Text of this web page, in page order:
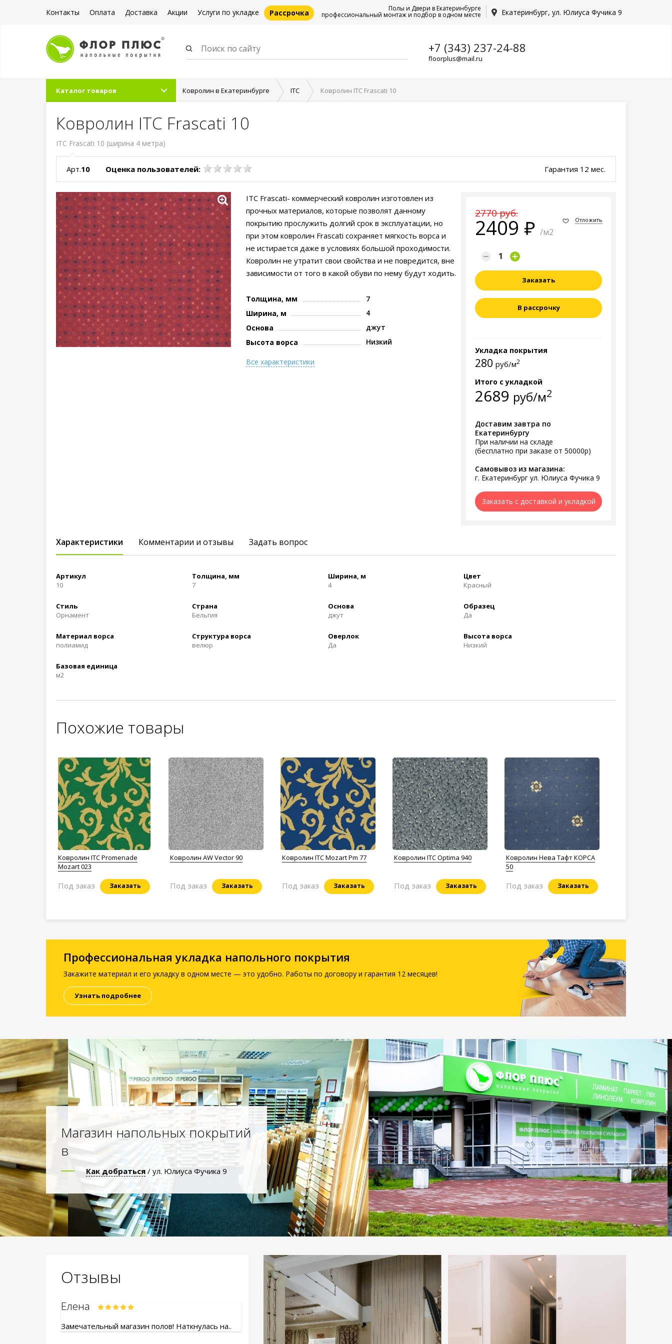
Контакты Оплата Доставка Акции Услуги по укладке Рассрочка Екатеринбург, ул. Юлиуса Фучика 9
Полы и Двери в Екатеринбурге
профессиональный монтаж и подбор в одном месте
+7 (343) 237-24-88
floorplus@mail.ru
Каталог товаров Ковролин в Екатеринбурге ITC Ковролин ITC Frascati 10
Ковролин ITC Frascati 10
ITC Frascati 10 (ширина 4 метра)
Арт.10 Оценка пользователей: Гарантия 12 мес.
2770 руб.
2409 /м2
Отложить
Заказать
В рассрочку
Укладка покрытия
280 руб/м2
Итого с укладкой
2689 руб/м2
Доставим завтра по
Екатеринбургу
При наличии на складе
(бесплатно при заказе от 50000р)
Самовывоз из магазина:
г. Екатеринбург ул. Юлиуса Фучика 9
Заказать с доставкой и укладкой
ITC Frascati- коммерческий ковролин изготовлен из
прочных материалов, которые позволят данному
покрытию прослужить долгий срок в эксплуатации, но
при этом ковролин Frascati сохраняет мягкость ворса и
не истирается даже в условиях большой проходимости.
Ковролин не утратит свои свойства и не повредится, вне
зависимости от того в какой обуви по нему будут ходить.
Толщина, мм
7
Ширина, м
4
Основа
джут
Высота ворса
Низкий
Все характеристики
Характеристики Комментарии и отзывы Задать вопрос
Артикул
10
Толщина, мм
7
Ширина, м
4
Цвет
Красный
Стиль
Орнамент
Страна
Бельгия
Основа
джут
Образец
Да
Материал ворса
полиамид
Структура ворса
велюр
Оверлок
Да
Высота ворса
Низкий
Базовая единица
м2
Похожие товары
Ковролин ITC Promenade
Mozart 023
Заказать
Под заказ
Ковролин AW Vector 90
Заказать
Под заказ
Ковролин ITC Mozart Pm 77
Заказать
Под заказ
Ковролин ITC Optima 940
Заказать
Под заказ
Ковролин Нева Тафт КОРСА
50
Заказать
Под заказ
Профессиональная укладка напольного покрытия
Закажите материал и его укладку в одном месте — это удобно. Работы по договору и гарантия 12 месяцев!
Узнать подробнее
Магазин напольных покрытий
в
Как добраться / ул. Юлиуса Фучика 9
Отзывы
Елена
Замечательный магазин полов! Наткнулась на..